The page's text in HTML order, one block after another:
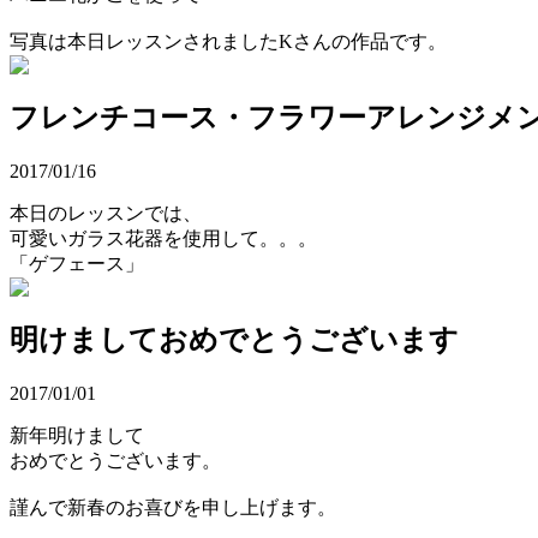
写真は本日レッスンされましたKさんの作品です。
フレンチコース・フラワーアレンジメ
2017/01/16
本日のレッスンでは、
可愛いガラス花器を使用して。。。
「ゲフェース」
明けましておめでとうございます
2017/01/01
新年明けまして
おめでとうございます。
謹んで新春のお喜びを申し上げます。